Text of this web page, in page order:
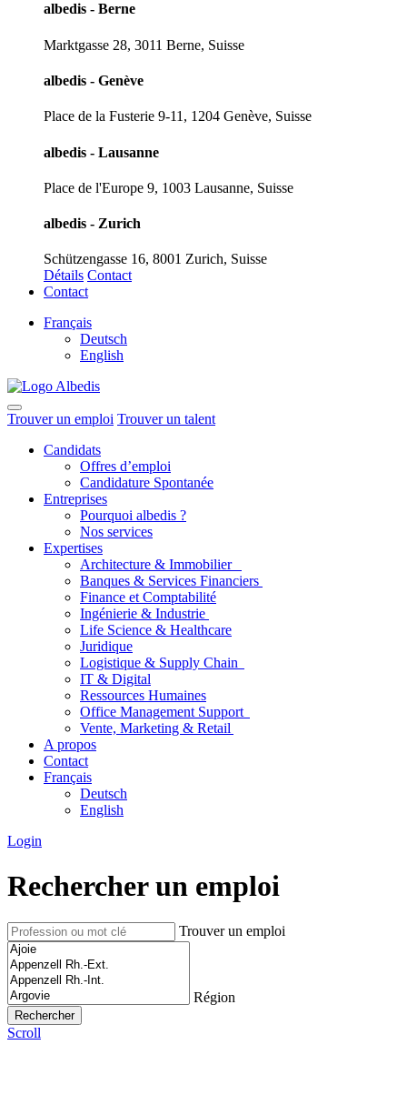
albedis - Berne
Marktgasse 28, 3011 Berne, Suisse
albedis - Genève
Place de la Fusterie 9-11, 1204 Genève, Suisse
albedis - Lausanne
Place de l'Europe 9, 1003 Lausanne, Suisse
albedis - Zurich
Schützengasse 16, 8001 Zurich, Suisse
Détails Contact
Contact
Français
Deutsch
English
Trouver un emploi Trouver un talent
Candidats
Offres d’emploi
Candidature Spontanée
Entreprises
Pourquoi albedis ?
Nos services
Expertises
Architecture & Immobilier
Banques & Services Financiers
Finance et Comptabilité
Ingénierie & Industrie
Life Science & Healthcare
Juridique
Logistique & Supply Chain
IT & Digital
Ressources Humaines
Office Management Support
Vente, Marketing & Retail
A propos
Contact
Français
Deutsch
English
Login
Rechercher un emploi
Trouver un emploi
Région
Scroll